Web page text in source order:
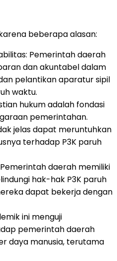
beberapa alasan:
Pemerintah daerah
dan akuntabel dalam
pelantikan aparatur sipil
waktu.
hukum adalah fondasi
pemerintahan.
jelas dapat meruntuhkan
terhadap P3K paruh
Pemerintah daerah memiliki
hak-hak P3K paruh
dapat bekerja dengan
ini menguji
pemerintah daerah
daya manusia, terutama